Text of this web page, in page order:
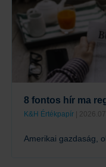
8 fontos hír ma
K&H Értékpapír |
Amerikai gazdaság,